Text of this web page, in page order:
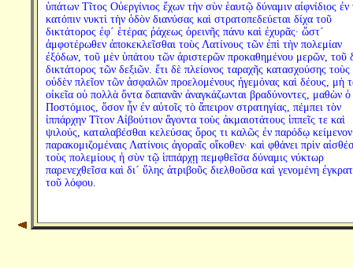
ὑπάτων Τῖτος Οὐεργίνιος ἔχων τὴν σὺν ἑαυτῷ δύναμιν αἰφνίδιος ἐν
κατόπιν νυκτὶ τὴν ὁδὸν διανύσας καὶ στρατοπεδεύεται δίχα τοῦ
δικτάτορος ἐφ´ ἑτέρας ῥάχεως ὀρεινῆς πάνυ καὶ ἐχυρᾶς· ὥστ´
ἀμφοτέρωθεν ἀποκεκλεῖσθαι τοὺς Λατίνους τῶν ἐπὶ τὴν πολεμίαν
ἐξόδων, τοῦ μὲν ὑπάτου τῶν ἀριστερῶν προκαθημένου μερῶν, τοῦ
δικτάτορος τῶν δεξιῶν. ἔτι δὲ πλείονος ταραχῆς κατασχούσης τοὺς
οὐδὲν πλεῖον τῶν ἀσφαλῶν προελομένους ἡγεμόνας καὶ δέους, μὴ
οἰκεῖα οὐ πολλὰ ὄντα δαπανᾶν ἀναγκάζωνται βραδύνοντες, μαθὼν ὁ
Ποστόμιος, ὅσον ἦν ἐν αὐτοῖς τὸ ἄπειρον στρατηγίας, πέμπει τὸν
ἱππάρχην Τῖτον Αἰβούτιον ἄγοντα τοὺς ἀκμαιοτάτους ἱππεῖς τε καὶ
ψιλούς, καταλαβέσθαι κελεύσας ὄρος τι καλῶς ἐν παρόδῳ κείμενον
παρακομιζομέναις Λατίνοις ἀγοραῖς οἴκοθεν· καὶ φθάνει πρὶν
τοὺς πολεμίους ἡ σὺν τῷ ἱππάρχῃ πεμφθεῖσα δύναμις νύκτωρ
παρενεχθεῖσα καὶ δι´ ὕλης ἀτριβοῦς διελθοῦσα καὶ γενομένη
τοῦ λόφου.